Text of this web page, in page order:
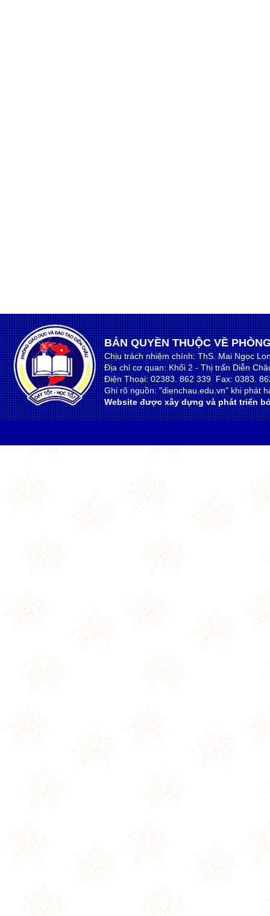
BẢN QUYỀN THUỘC VỀ
Chịu trách nhiệm chính: ThS. Mai Ngọc
Địa chỉ cơ quan: Khối 2 - Thị trấn Diễn
Điện Thoại: 02383. 862 339 Fax: 0383.
Ghi rõ nguồn: "dienchau.edu.vn" khi phát
Website được xây dựng và phát triển